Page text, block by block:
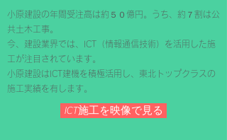
小原建設の年間受注高は約５０億円。うち、約７割は​公
共土木工事。
今、建設業界では、ICT（情報通信技術）を活用した施
工が注目されています。
​小原建設はICT建機を積極活用し、東北トップクラスの
施工実績を有します。
ICT施工を映像で見る